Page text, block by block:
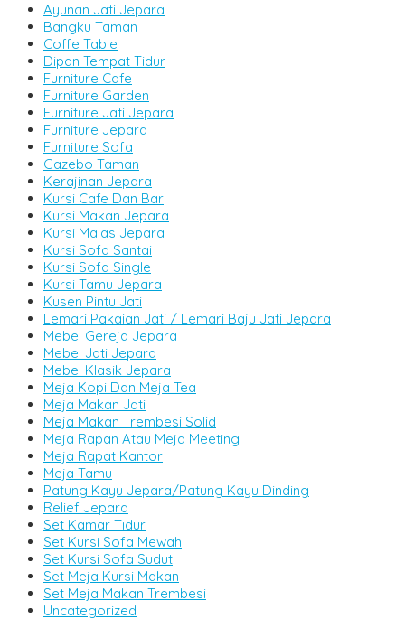
Ayunan Jati Jepara
Bangku Taman
Coffe Table
Dipan Tempat Tidur
Furniture Cafe
Furniture Garden
Furniture Jati Jepara
Furniture Jepara
Furniture Sofa
Gazebo Taman
Kerajinan Jepara
Kursi Cafe Dan Bar
Kursi Makan Jepara
Kursi Malas Jepara
Kursi Sofa Santai
Kursi Sofa Single
Kursi Tamu Jepara
Kusen Pintu Jati
Lemari Pakaian Jati / Lemari Baju Jati Jepara
Mebel Gereja Jepara
Mebel Jati Jepara
Mebel Klasik Jepara
Meja Kopi Dan Meja Tea
Meja Makan Jati
Meja Makan Trembesi Solid
Meja Rapan Atau Meja Meeting
Meja Rapat Kantor
Meja Tamu
Patung Kayu Jepara/Patung Kayu Dinding
Relief Jepara
Set Kamar Tidur
Set Kursi Sofa Mewah
Set Kursi Sofa Sudut
Set Meja Kursi Makan
Set Meja Makan Trembesi
Uncategorized